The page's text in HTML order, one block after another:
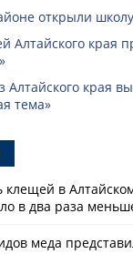
открыли
Алтайского края
Алтайского края
тема»
клещей в
в два раза
меда